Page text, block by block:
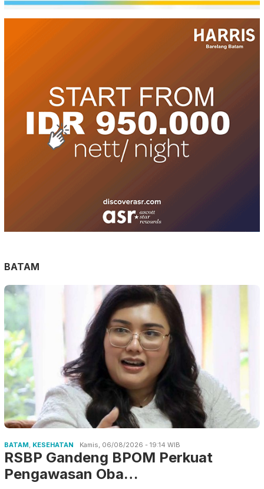
BATAM
BATAM, KESEHATAN Kamis, 06/08/2026 - 19:14 WIB
RSBP Gandeng BPOM Perkuat
Pengawasan Oba…